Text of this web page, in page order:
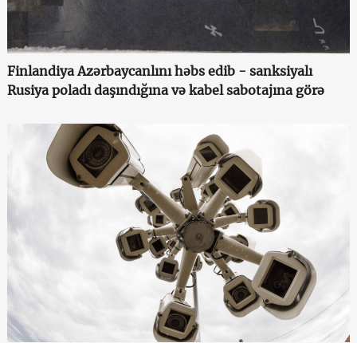
Finlandiya Azərbaycanlını həbs edib - sanksiyalı
Rusiya poladı daşındığına və kabel sabotajına görə